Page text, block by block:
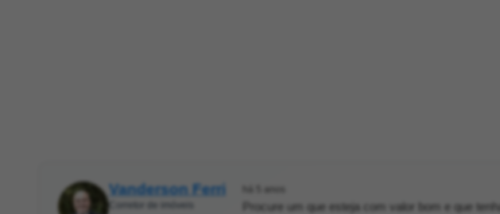
Vanderson Ferri
Corretor de imóveis
há 5 anos
Procure um que esteja com valor bom e que